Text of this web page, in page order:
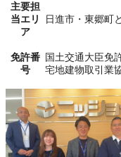
主要担
当エリ
ア
日進市・東郷町
免許番
号
国土交通大臣免
宅地建物取引業